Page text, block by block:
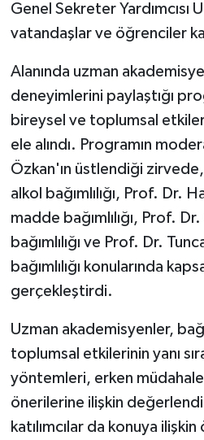
Genel Sekreter Yardımcısı
vatandaşlar ve öğrenciler
Alanında uzman
deneyimlerini paylaştığı
bireysel ve toplumsal
ele alındı. Programın
Özkan'ın üstlendiği
alkol bağımlılığı, Prof. Dr.
madde bağımlılığı, Prof.
bağımlılığı ve Prof. Dr.
bağımlılığı konularında
gerçekleştirdi.
Uzman akademisyenler,
toplumsal etkilerinin yanı
yöntemleri, erken
önerilerine ilişkin
katılımcılar da konuya